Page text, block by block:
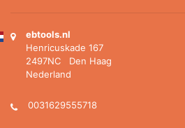
ebtools.nl
Henricuskade 167
2497NC Den Haag
Nederland
0031629555718